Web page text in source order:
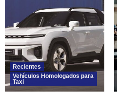
Recientes
Vehículos Homologados para
Taxi